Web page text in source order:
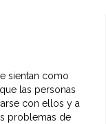
sientan como
las personas
con ellos y a
problemas de